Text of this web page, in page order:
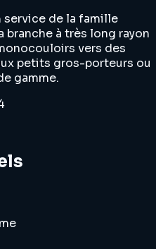
service de la famille
branche à très long rayon
vers des
petits gros-porteurs ou
gamme.